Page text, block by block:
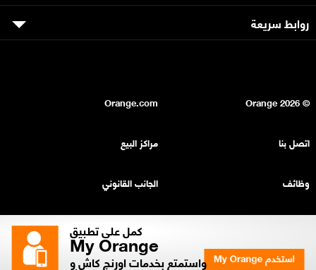
كمل على تطبيق
My Orange
واستمتع بخدمات اورنچ كاش و
روابط سريعة
© Orange
2026
Orange.com
اتصل بنا مراكز البيع
وظائف الجانب القانوني